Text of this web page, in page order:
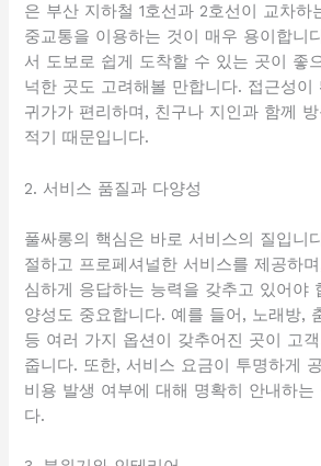
은 부산 지하철 1호선과 2호선이 교차하
중교통을 이용하는 것이 매우 용이합니
서 도보로 쉽게 도착할 수 있는 곳이 좋
넉한 곳도 고려해볼 만합니다. 접근성이
귀가가 편리하며, 친구나 지인과 함께 방
적기 때문입니다.
2. 서비스 품질과 다양성
풀싸롱의 핵심은 바로 서비스의 질입니
절하고 프로페셔널한 서비스를 제공하
심하게 응답하는 능력을 갖추고 있어야
양성도 중요합니다. 예를 들어, 노래방,
등 여러 가지 옵션이 갖추어진 곳이 고
줍니다. 또한, 서비스 요금이 투명하게
비용 발생 여부에 대해 명확히 안내하는
다.